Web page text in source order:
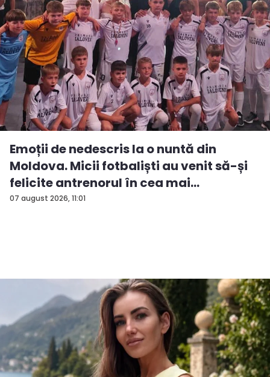
07 august 2026, 11:01
Emoții de nedescris la o nuntă din
Moldova. Micii fotbaliști au venit să-și
felicite antrenorul în cea mai
importan...